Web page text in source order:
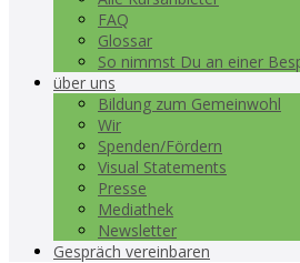
FAQ
Glossar
So nimmst Du an einer
über uns
Bildung zum Gemeinwohl
Wir
Spenden/Fördern
Visual Statements
Presse
Mediathek
Newsletter
Gespräch vereinbaren